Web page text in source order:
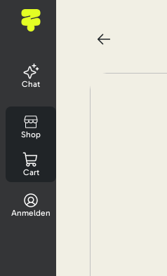
Chat
Shop
Cart
Anmelden